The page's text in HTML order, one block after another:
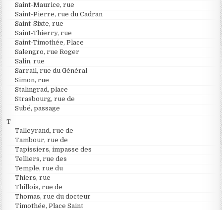
Saint-Maurice, rue
Saint-Pierre, rue du Cadran
Saint-Sixte, rue
Saint-Thierry, rue
Saint-Timothée, Place
Salengro, rue Roger
Salin, rue
Sarrail, rue du Général
Simon, rue
Stalingrad, place
Strasbourg, rue de
Subé, passage
T
Talleyrand, rue de
Tambour, rue de
Tapissiers, impasse des
Telliers, rue des
Temple, rue du
Thiers, rue
Thillois, rue de
Thomas, rue du docteur
Timothée, Place Saint